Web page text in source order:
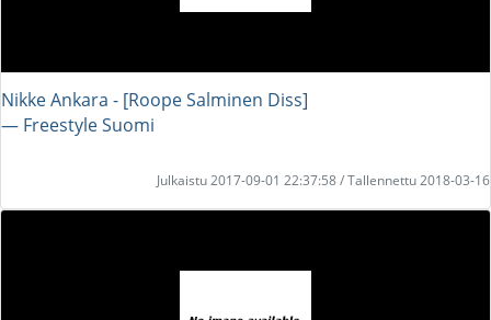
Nikke Ankara - [Roope Salminen Diss]
― Freestyle Suomi
Julkaistu 2017-09-01 22:37:58 / Tallennettu 2018-03-16